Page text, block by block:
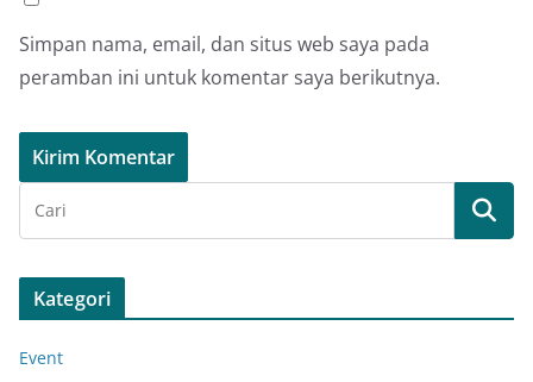
Simpan nama, email, dan situs web saya pada
peramban ini untuk komentar saya berikutnya.
Kategori
Event